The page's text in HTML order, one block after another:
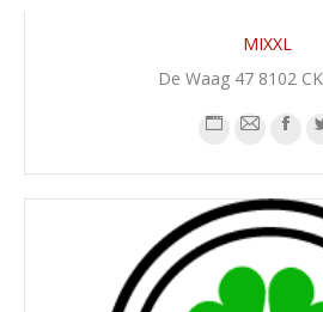
MIXXL
De Waag 47 8102